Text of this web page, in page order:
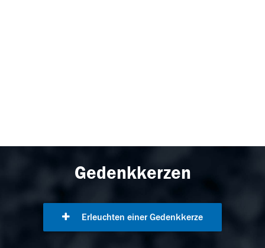
Gedenkkerzen
Erleuchten einer Gedenkkerze